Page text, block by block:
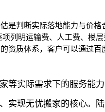
是判断实际落地能力与价
列明运输费、人工费、
资质体系，客户可以通过
实际需求下的服务能
实现无忧搬家的核心。